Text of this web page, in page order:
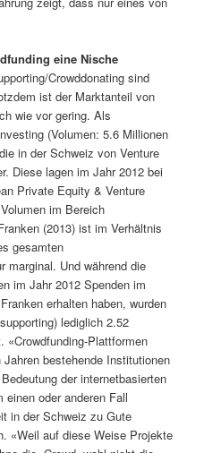
eine Nische
Crowddonating sind
ist der Marktanteil von
wie vor gering. Als
(Volumen: 5.6 Millionen
in der Schweiz von Venture
Diese lagen im Jahr 2012 bei
Private Equity & Venture
im Bereich
(2013) ist im Verhältnis
gesamten
marginal. Und während die
im Jahr 2012 Spenden im
erhalten haben, wurden
lediglich 2.52
«Crowdfunding-Plattformen
bestehende Institutionen
der internetbasierten
einen oder anderen Fall
in der Schweiz zu Gute
«Weil auf diese Weise Projekte